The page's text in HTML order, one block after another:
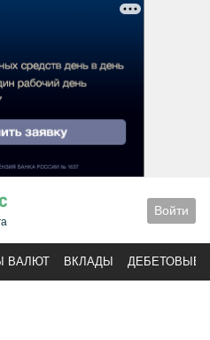
Войти
ВАЛЮТ ВКЛАДЫ ДЕБЕТОВЫЕ